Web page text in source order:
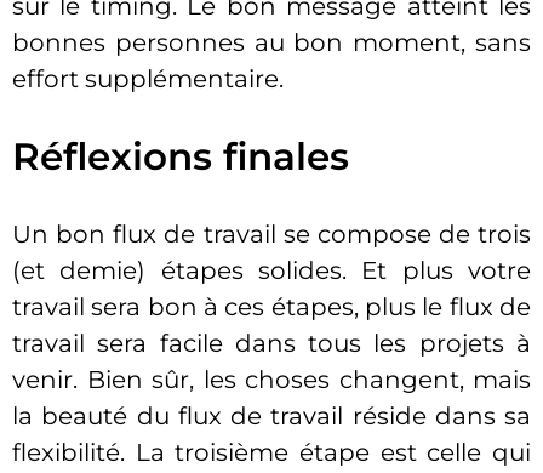
sur le timing. Le bon message atteint les
bonnes personnes au bon moment, sans
effort supplémentaire.
Réflexions finales
Un bon flux de travail se compose de trois
(et demie) étapes solides. Et plus votre
travail sera bon à ces étapes, plus le flux de
travail sera facile dans tous les projets à
venir. Bien sûr, les choses changent, mais
la beauté du flux de travail réside dans sa
flexibilité. La troisième étape est celle qui